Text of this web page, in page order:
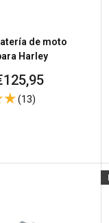
de moto
Harley
(13)